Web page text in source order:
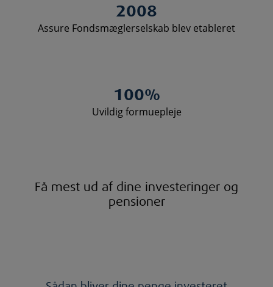
2008
Assure Fondsmæglerselskab blev etableret
100%
Uvildig formuepleje
Få mest ud af dine investeringer og
pensioner